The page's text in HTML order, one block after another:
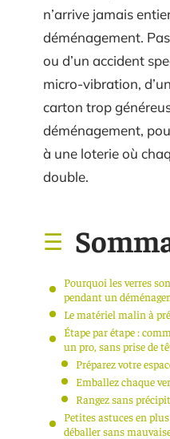
n’arrive jamais
déménagement.
ou d’un accident
micro-vibration,
carton trop
déménagement,
à une loterie où
double.
Pourquoi les verres
pendant un
Le matériel malin à
Étape par étape :
un pro, sans prise de
Préparez votre
Emballez chaque
Rangez sans
Petites astuces en
déballer sans